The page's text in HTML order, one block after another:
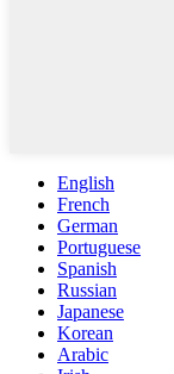
English
French
German
Portuguese
Spanish
Russian
Japanese
Korean
Arabic